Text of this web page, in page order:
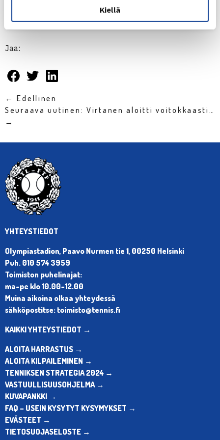
Kiellä
Henkilön Suomen Tennisliitto (@tennisfin) jakama julkaisu
Jaa:
← Edellinen
Seuraava uutinen: Virtanen aloitti voitokkaasti…
→
YHTEYSTIEDOT
Olympiastadion, Paavo Nurmen tie 1, 00250 Helsinki
Puh. 010 574 3959
Toimiston puhelinajat:
ma-pe klo 10.00-12.00
Muina aikoina olkaa yhteydessä
sähköpostitse: toimisto@tennis.fi
KAIKKI YHTEYSTIEDOT →
ALOITA HARRASTUS →
ALOITA KILPAILEMINEN →
TENNIKSEN STRATEGIA 2024 →
VASTUULLISUUSOHJELMA →
KUVAPANKKI →
FAQ – USEIN KYSYTYT KYSYMYKSET →
EVÄSTEET →
TIETOSUOJASELOSTE →